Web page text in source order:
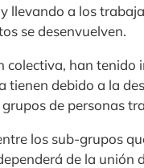
llevando a los
se desenvuelven.
colectiva, han tenido
tienen debido a la
de personas
los sub-grupos
de la unión